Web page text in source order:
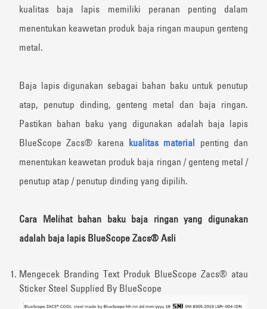
kualitas baja lapis memiliki peranan penting dalam
menentukan keawetan produk baja ringan maupun genteng
metal.
Baja lapis digunakan sebagai bahan baku untuk penutup
atap, penutup dinding, genteng metal dan baja ringan.
Pastikan bahan baku yang digunakan adalah baja lapis
BlueScope Zacs®️ karena kualitas material penting dan
menentukan keawetan produk baja ringan / genteng metal /
penutup atap / penutup dinding yang dipilih.
Cara Melihat bahan baku baja ringan yang digunakan
adalah baja lapis BlueScope Zacs®️ Asli
Mengecek Branding Text Produk BlueScope Zacs®️ atau
Sticker Steel Supplied By BlueScope